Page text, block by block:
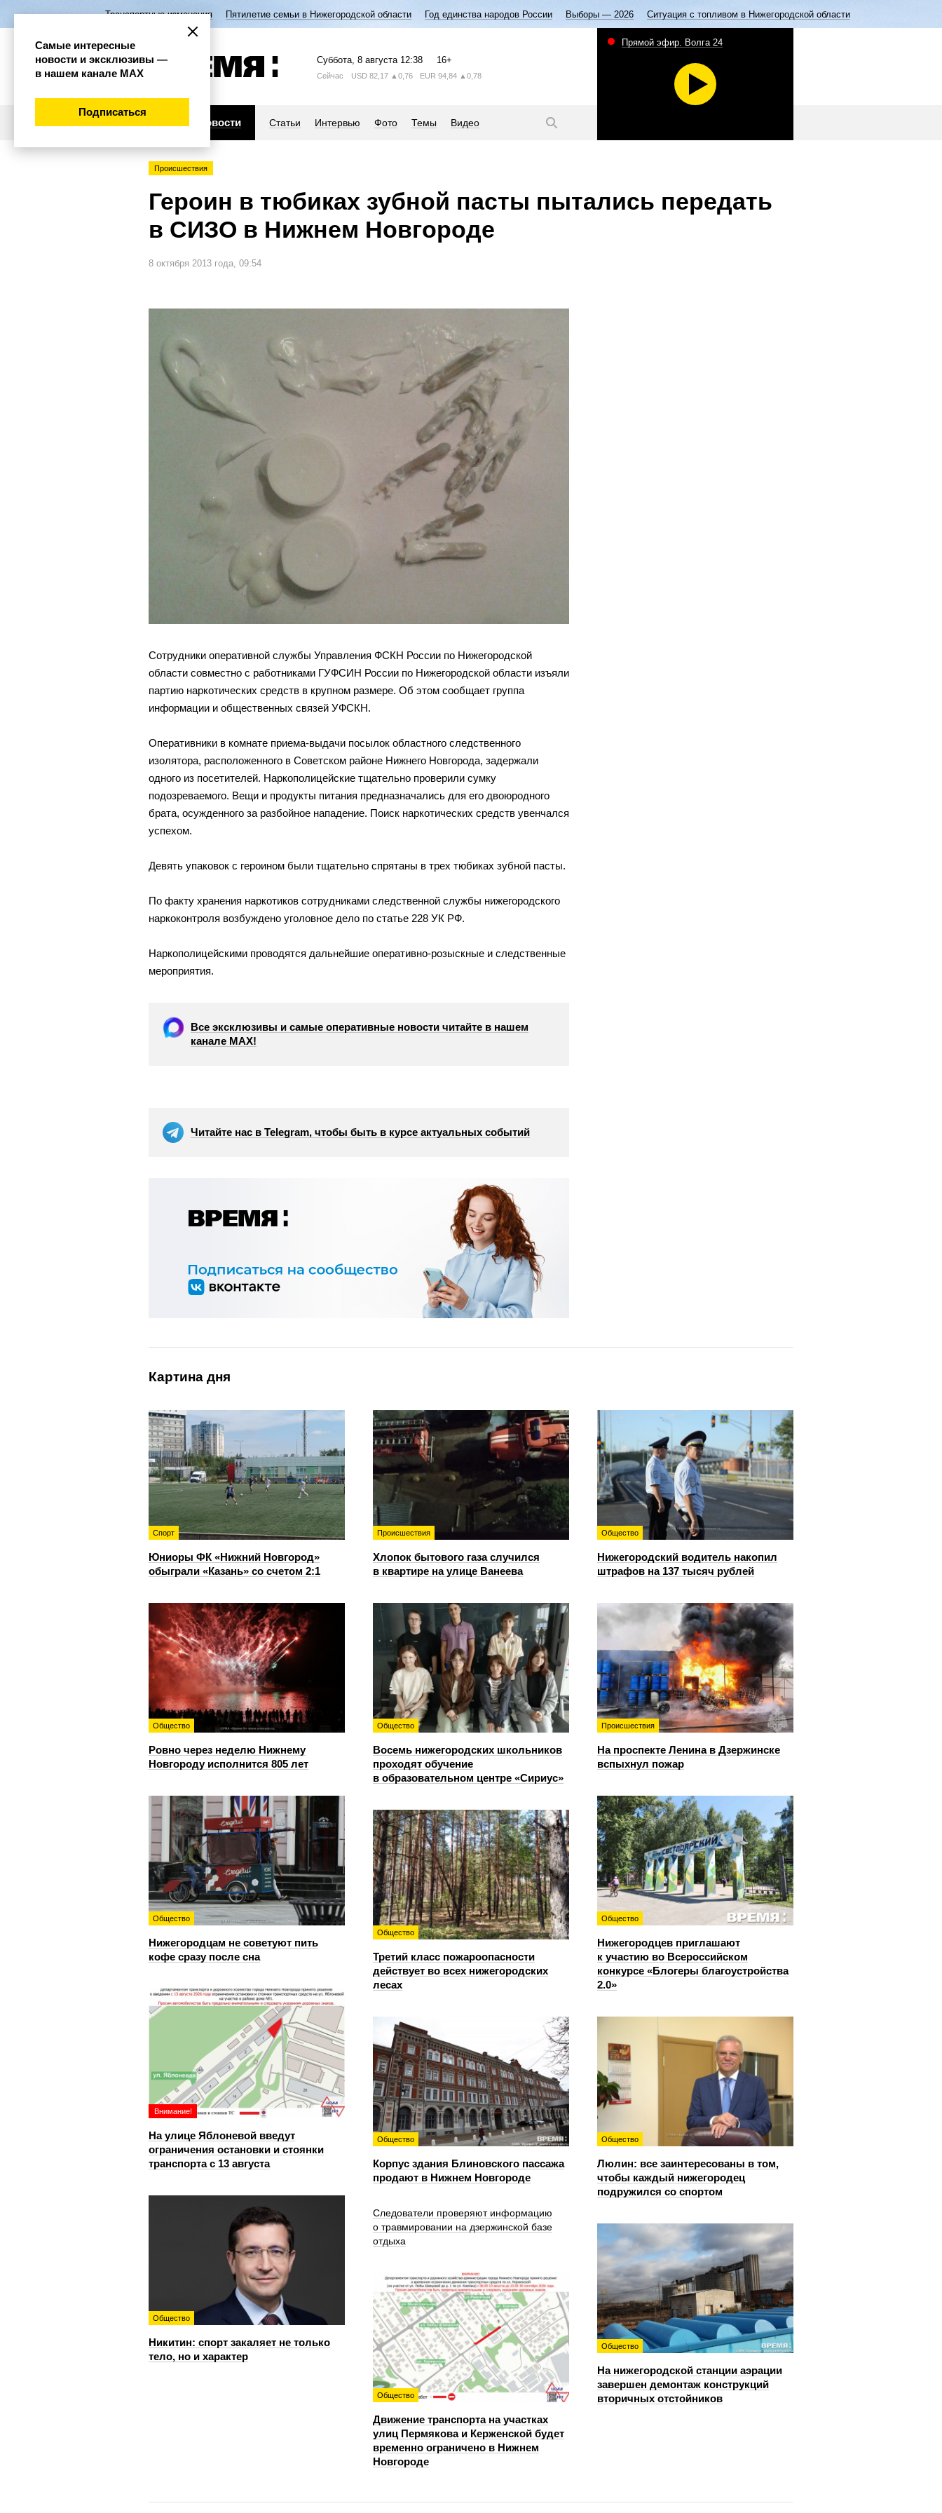
Транспортные изменения Пятилетие семьи в Нижегородской области Год единства народов России Выборы — 2026 Ситуация с топливом в Нижегородской области
Суббота, 8 августа 12:38 16+
Сейчас USD 82,17 ▲0,76 EUR 94,84 ▲0,78
Новости Статьи Интервью Фото Темы Видео
Прямой эфир. Волга 24
Происшествия
Героин в тюбиках зубной пасты пытались передать
в СИЗО в Нижнем Новгороде
8 октября 2013 года, 09:54
Сотрудники оперативной службы Управления ФСКН России по Нижегородской
области совместно с работниками ГУФСИН России по Нижегородской области изъяли
партию наркотических средств в крупном размере. Об этом сообщает группа
информации и общественных связей УФСКН.
Оперативники в комнате приема-выдачи посылок областного следственного
изолятора, расположенного в Советском районе Нижнего Новгорода, задержали
одного из посетителей. Наркополицейские тщательно проверили сумку
подозреваемого. Вещи и продукты питания предназначались для его двоюродного
брата, осужденного за разбойное нападение. Поиск наркотических средств увенчался
успехом.
Девять упаковок с героином были тщательно спрятаны в трех тюбиках зубной пасты.
По факту хранения наркотиков сотрудниками следственной службы нижегородского
наркоконтроля возбуждено уголовное дело по статье 228 УК РФ.
Наркополицейскими проводятся дальнейшие оперативно-розыскные и следственные
мероприятия.
Все эксклюзивы и самые оперативные новости читайте в нашем
канале МАХ!
Читайте нас в Telegram, чтобы быть в курсе актуальных событий
Картина дня
Спорт
Юниоры ФК «Нижний Новгород»
обыграли «Казань» со счетом 2:1
Происшествия
Хлопок бытового газа случился
в квартире на улице Ванеева
Общество
Нижегородский водитель накопил
штрафов на 137 тысяч рублей
Общество
Ровно через неделю Нижнему
Новгороду исполнится 805 лет
Общество
Восемь нижегородских школьников
проходят обучение
в образовательном центре «Сириус»
Происшествия
На проспекте Ленина в Дзержинске
вспыхнул пожар
Общество
Нижегородцам не советуют пить
кофе сразу после сна
Общество
Нижегородцев приглашают
к участию во Всероссийском
конкурсе «Блогеры благоустройства
2.0»
Общество
Третий класс пожароопасности
действует во всех нижегородских
лесах
Внимание!
На улице Яблоневой введут
ограничения остановки и стоянки
транспорта с 13 августа
Общество
Корпус здания Блиновского пассажа
продают в Нижнем Новгороде
Общество
Люлин: все заинтересованы в том,
чтобы каждый нижегородец
подружился со спортом
Общество
Никитин: спорт закаляет не только
тело, но и характер
Следователи проверяют информацию
о травмировании на дзержинской базе
отдыха
Общество
На нижегородской станции аэрации
завершен демонтаж конструкций
вторичных отстойников
Общество
Движение транспорта на участках
улиц Пермякова и Керженской будет
временно ограничено в Нижнем
Новгороде
Самые интересные
новости и эксклюзивы —
в нашем канале МАХ
Подписаться